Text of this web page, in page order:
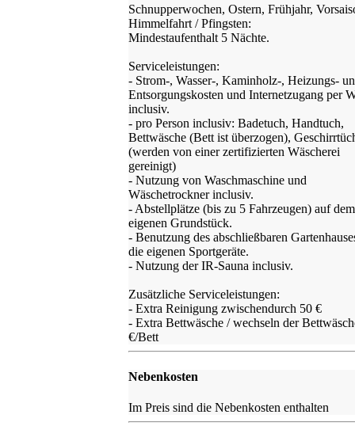
Schnupperwochen, Ostern, Frühjahr,
Himmelfahrt / Pfingsten:
Mindestaufenthalt 5 Nächte.
Serviceleistungen:
- Strom-, Wasser-, Kaminholz-, Heizungs-
Entsorgungskosten und Internetzugang per
inclusiv.
- pro Person inclusiv: Badetuch, Handtuch,
Bettwäsche (Bett ist überzogen),
(werden von einer zertifizierten Wäscherei
gereinigt)
- Nutzung von Waschmaschine und
Wäschetrockner inclusiv.
- Abstellplätze (bis zu 5 Fahrzeugen) auf dem
eigenen Grundstück.
- Benutzung des abschließbaren
die eigenen Sportgeräte.
- Nutzung der IR-Sauna inclusiv.
Zusätzliche Serviceleistungen:
- Extra Reinigung zwischendurch 50 €
- Extra Bettwäsche / wechseln der
€/Bett
Nebenkosten
Im Preis sind die Nebenkosten enthalten